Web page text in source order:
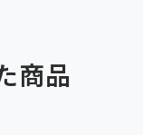
商品